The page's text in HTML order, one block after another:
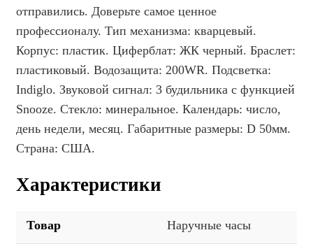
отправились. Доверьте самое ценное
профессионалу. Тип механизма: кварцевый.
Корпус: пластик. Циферблат: ЖК черный. Браслет:
пластиковый. Водозащита: 200WR. Подсветка:
Indiglo. Звуковой сигнал: 3 будильника с функцией
Snooze. Стекло: минеральное. Календарь: число,
день недели, месяц. Габаритные размеры: D 50мм.
Страна: США.
Характеристики
Товар Наручные часы